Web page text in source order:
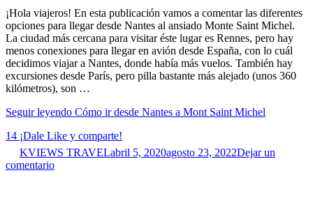
¡Hola viajeros! En esta publicación vamos a comentar las diferentes
opciones para llegar desde Nantes al ansiado Monte Saint Michel.
La ciudad más cercana para visitar éste lugar es Rennes, pero hay
menos conexiones para llegar en avión desde España, con lo cuál
decidimos viajar a Nantes, donde había más vuelos. También hay
excursiones desde París, pero pilla bastante más alejado (unos 360
kilómetros), son …
Seguir leyendo Cómo ir desde Nantes a Mont Saint Michel
14 ¡Dale Like y comparte!
KVIEWS TRAVELabril 5, 2020agosto 23, 2022Dejar un
comentario